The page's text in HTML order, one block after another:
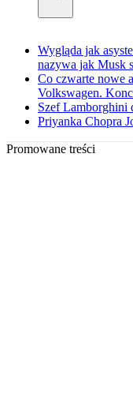
Wygląda jak
nazywa jak Musk
Co czwarte nowe
Volkswagen.
Szef Lamborghini
Priyanka Chopra
Promowane treści